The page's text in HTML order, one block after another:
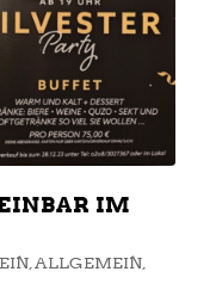
IM
, ALLGEMEIN,